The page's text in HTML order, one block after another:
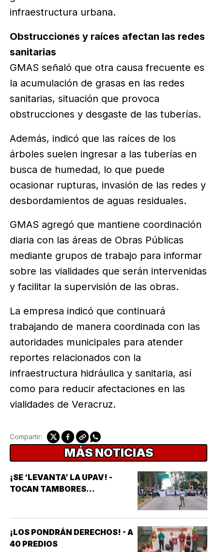
infraestructura urbana.
Obstrucciones y raíces afectan las redes
sanitarias
GMAS señaló que otra causa frecuente es
la acumulación de grasas en las redes
sanitarias, situación que provoca
obstrucciones y desgaste de las tuberías.
Además, indicó que las raíces de los
árboles suelen ingresar a las tuberías en
busca de humedad, lo que puede
ocasionar rupturas, invasión de las redes y
desbordamientos de aguas residuales.
GMAS agregó que mantiene coordinación
diaria con las áreas de Obras Públicas
mediante grupos de trabajo para informar
sobre las vialidades que serán intervenidas
y facilitar la supervisión de las obras.
La empresa indicó que continuará
trabajando de manera coordinada con las
autoridades municipales para atender
reportes relacionados con la
infraestructura hidráulica y sanitaria, así
como para reducir afectaciones en las
vialidades de Veracruz.
Compartir:
MÁS NOTICIAS
¡SE ‘LEVANTA’ LA UPAV! -
TOCAN TAMBORES...
¡LOS PONDRÁN DERECHOS! - A
40 PREDIOS